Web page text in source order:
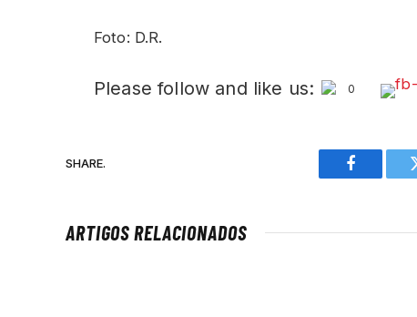
Foto: D.R.
Please follow and like us: 0
SHARE.
Facebook
ARTIGOS RELACIONADOS